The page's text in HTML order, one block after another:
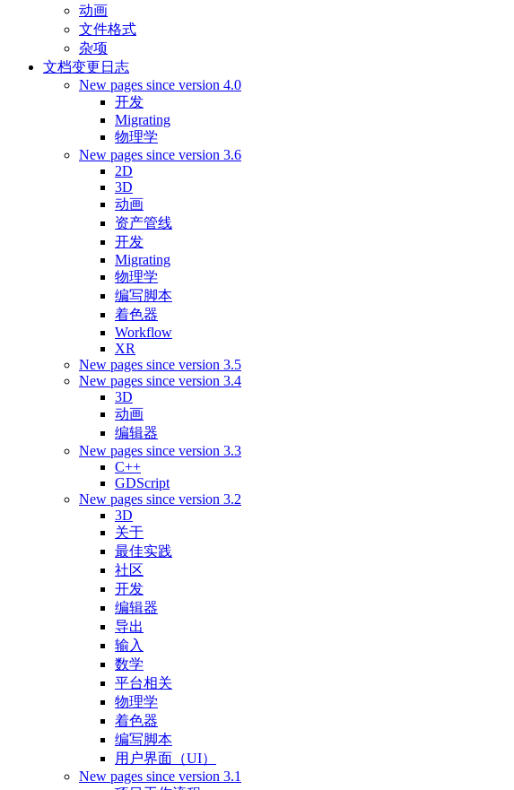
动画
文件格式
杂项
文档变更日志
New pages since version 4.0
开发
Migrating
物理学
New pages since version 3.6
2D
3D
动画
资产管线
开发
Migrating
物理学
编写脚本
着色器
Workflow
XR
New pages since version 3.5
New pages since version 3.4
3D
动画
编辑器
New pages since version 3.3
C++
GDScript
New pages since version 3.2
3D
关于
最佳实践
社区
开发
编辑器
导出
输入
数学
平台相关
物理学
着色器
编写脚本
用户界面（UI）
New pages since version 3.1